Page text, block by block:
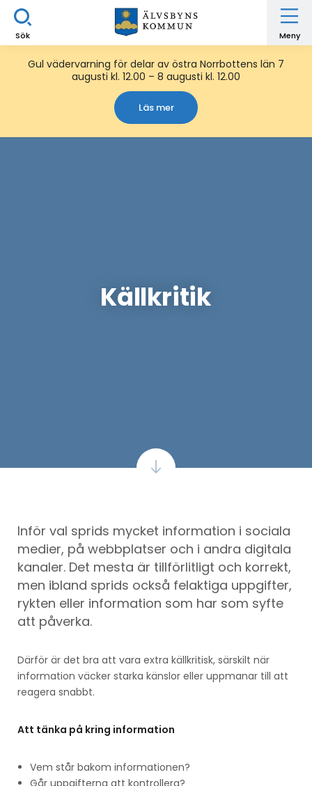
Sök Meny
Gul vädervarning för delar av östra Norrbottens län 7
augusti kl. 12.00 – 8 augusti kl. 12.00
Läs mer
Källkritik
Inför val sprids mycket information i sociala
medier, på webbplatser och i andra digitala
kanaler. Det mesta är tillförlitligt och korrekt,
men ibland sprids också felaktiga uppgifter,
rykten eller information som har som syfte
att påverka.
Därför är det bra att vara extra källkritisk, särskilt när
information väcker starka känslor eller uppmanar till att
reagera snabbt.
Att tänka på kring information
Vem står bakom informationen?
Går uppgifterna att kontrollera?